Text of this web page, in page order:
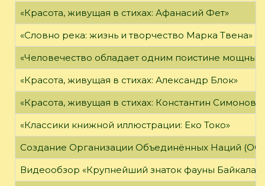
«Красота, живущая в стихах: Афанасий Фет»
«Словно река: жизнь и творчество Марка Твена»
«Человечество обладает одним поистине
«Красота, живущая в стихах: Александр Блок»
«Красота, живущая в стихах: Константин Симонов»
«Классики книжной иллюстрации: Еко Токо»
Создание Организации Объединённых Наций
Видеообзор «Крупнейший знаток фауны Байкала»